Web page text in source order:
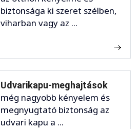
biztonsága ki szeret szélben,
viharban vagy az ...
Udvarikapu-meghajtások
még nagyobb kényelem és
megnyugtató biztonság az
udvari kapu a ...